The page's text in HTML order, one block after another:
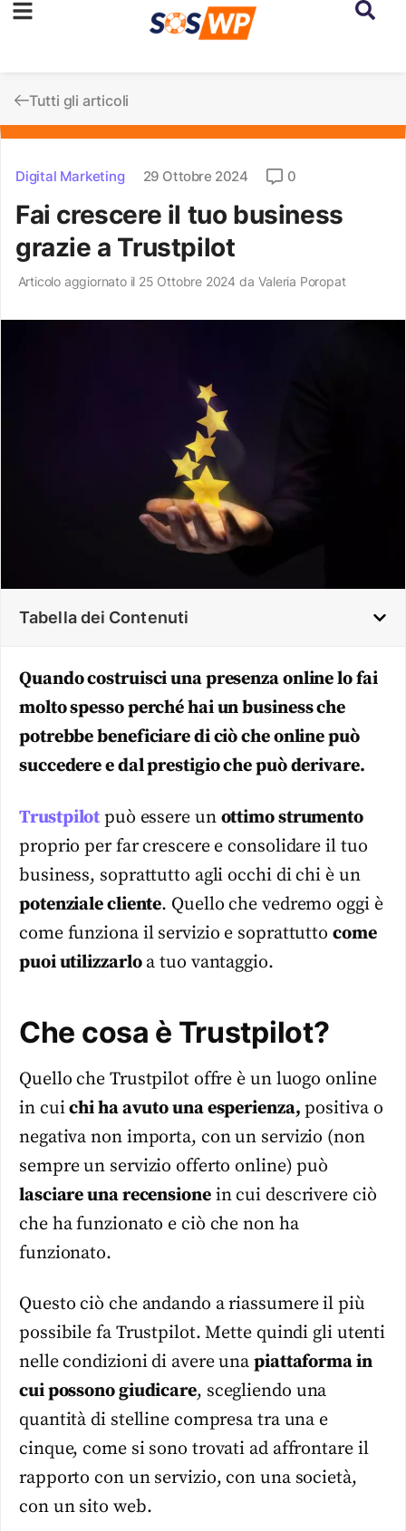
Tutti gli articoli
Digital Marketing 29 Ottobre 2024 0
Fai crescere il tuo business
grazie a Trustpilot
Articolo aggiornato il 25 Ottobre 2024 da Valeria Poropat
Tabella dei Contenuti
Quando costruisci una presenza online lo fai
molto spesso perché hai un business che
potrebbe beneficiare di ciò che online può
succedere e dal prestigio che può derivare.
Trustpilot può essere un ottimo strumento
proprio per far crescere e consolidare il tuo
business, soprattutto agli occhi di chi è un
potenziale cliente. Quello che vedremo oggi è
come funziona il servizio e soprattutto come
puoi utilizzarloa tuo vantaggio.
Che cosa è Trustpilot?
Quello che Trustpilot offre è un luogo online
in cuichi ha avuto una esperienza, positiva o
negativa non importa, con un servizio (non
sempre un servizio offerto online) può
lasciare una recensionein cui descrivere ciò
che ha funzionato e ciò che non ha
funzionato.
Questo ciò che andando a riassumere il più
possibile fa Trustpilot. Mette quindi gli utenti
nelle condizioni di avere una piattaforma in
cui possono giudicare, scegliendo una
quantità di stelline compresa tra una e
cinque, come si sono trovati ad affrontare il
rapporto con un servizio, con una società,
con un sito web.